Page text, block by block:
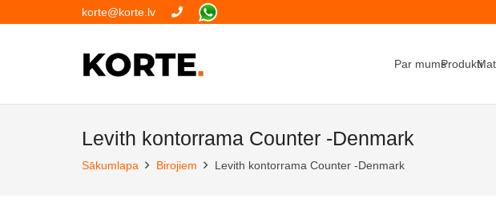
korte@korte.lv
Par mumsProdukti
Levith kontorrama Counter -Denmark
Sākumlapa Birojiem Levith kontorrama Counter -Denmark